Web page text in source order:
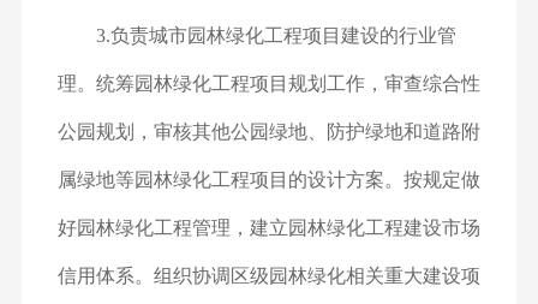
3.负责城市园林绿化工程项目建设的行业管
理。统筹园林绿化工程项目规划工作，审查综合性
公园规划，审核其他公园绿地、防护绿地和道路附
属绿地等园林绿化工程项目的设计方案。按规定做
好园林绿化工程管理，建立园林绿化工程建设市场
信用体系。组织协调区级园林绿化相关重大建设项